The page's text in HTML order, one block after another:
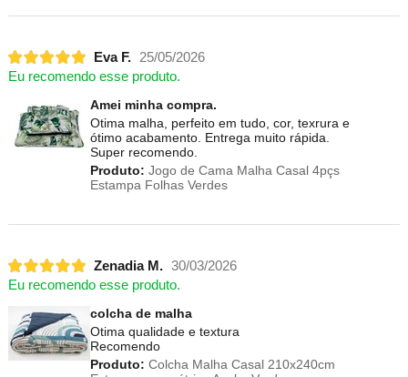
Eva F.
25/05/2026
Eu recomendo esse produto.
Amei minha compra.
Otima malha, perfeito em tudo, cor, texrura e
ótimo acabamento. Entrega muito rápida.
Super recomendo.
Produto: Jogo de Cama Malha Casal 4pçs
Estampa Folhas Verdes
Zenadia M. 30/03/2026
Eu recomendo esse produto.
colcha de malha
Otima qualidade e textura
Recomendo
Produto: Colcha Malha Casal 210x240cm